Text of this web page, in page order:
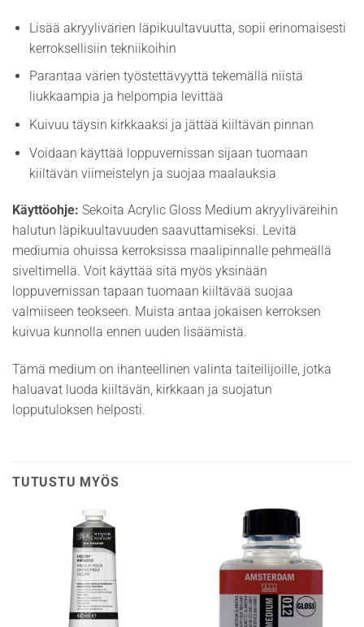
Lisää akryylivärien läpikuultavuutta, sopii erinomaisesti
kerroksellisiin tekniikoihin
Parantaa värien työstettävyyttä tekemällä niistä
liukkaampia ja helpompia levittää
Kuivuu täysin kirkkaaksi ja jättää kiiltävän pinnan
Voidaan käyttää loppuvernissan sijaan tuomaan
kiiltävän viimeistelyn ja suojaa maalauksia
Käyttöohje: Sekoita Acrylic Gloss Medium akryyliväreihin
halutun läpikuultavuuden saavuttamiseksi. Levitä
mediumia ohuissa kerroksissa maalipinnalle pehmeällä
siveltimellä. Voit käyttää sitä myös yksinään
loppuvernissan tapaan tuomaan kiiltävää suojaa
valmiiseen teokseen. Muista antaa jokaisen kerroksen
kuivua kunnolla ennen uuden lisäämistä.
Tämä medium on ihanteellinen valinta taiteilijoille, jotka
haluavat luoda kiiltävän, kirkkaan ja suojatun
lopputuloksen helposti.
TUTUSTU MYÖS